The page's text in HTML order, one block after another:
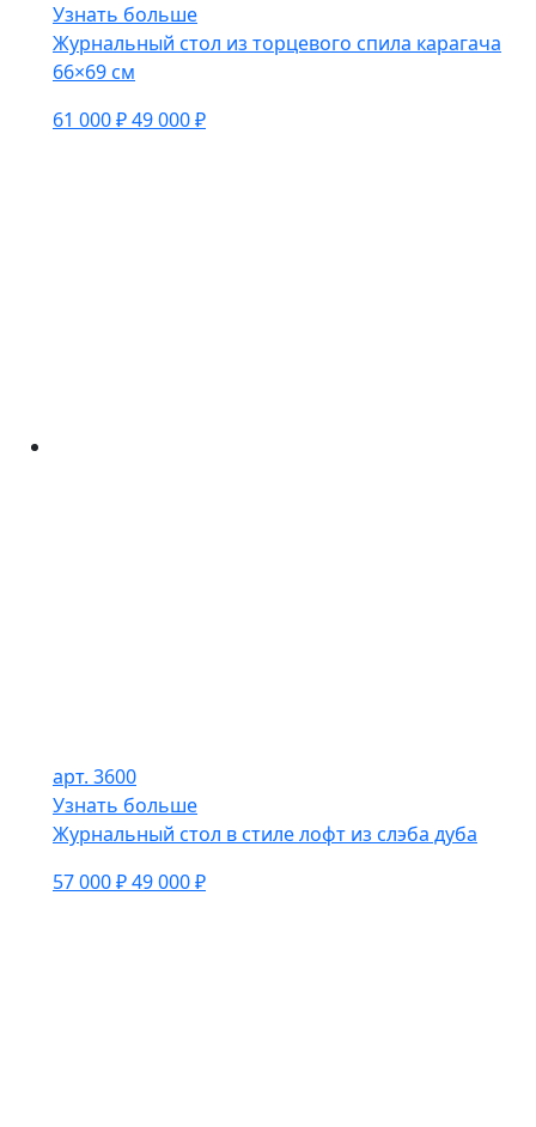
Узнать больше
Журнальный стол из торцевого спила карагача
66×69 см
61 000 ₽49 000 ₽
арт. 3600
Узнать больше
Журнальный стол в стиле лофт из слэба дуба
57 000 ₽49 000 ₽